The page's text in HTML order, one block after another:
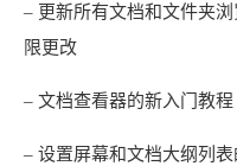
– 更新所有文档和文件夹
限更改
– 文档查看器的新入门教程
– 设置屏幕和文档大纲列